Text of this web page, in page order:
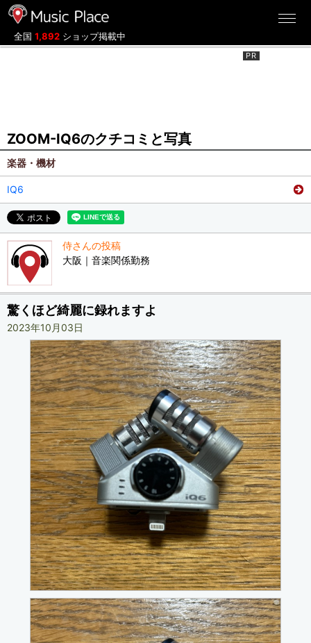
全国 1,892 ショップ掲載中
ZOOM-IQ6のクチコミと写真
楽器・機材
IQ6
侍さんの投稿
大阪｜音楽関係勤務
驚くほど綺麗に録れますよ
2023年10月03日